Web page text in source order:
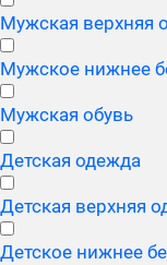
Мужская верхняя
Мужское нижнее
Мужская обувь
Детская одежда
Детская верхняя
Детское нижнее